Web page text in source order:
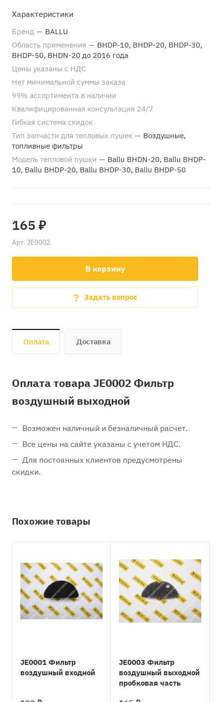
Характеристики
Бренд — BALLU
Область применения — BHDP-10, BHDP-20, BHDP-30,
BHDP-50, BHDN-20 до 2016 года
Цены указаны с НДС
Нет минимальной суммы заказа
99% ассортимента в наличии
Квалифицированная консультация 24/7
Гибкая система скидок
Тип запчасти для тепловых пушек — Воздушные,
топливные фильтры
Модель тепловой пушки — Ballu BHDN-20, Ballu BHDP-
10, Ballu BHDP-20, Ballu BHDP-30, Ballu BHDP-50
165 ₽
Арт. JE0002
В корзину
Задать вопрос
Оплата Доставка
Оплата товара JE0002 Фильтр
воздушный выходной
Возможен наличный и безналичный расчет.
Все цены на сайте указаны с учетом НДС.
Для постоянных клиентов предусмотрены
скидки.
Похожие товары
JE0001 Фильтр
воздушный входной
JE0003 Фильтр
воздушный выходной
пробковая часть